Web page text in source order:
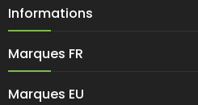
Informations
Marques FR
Marques EU